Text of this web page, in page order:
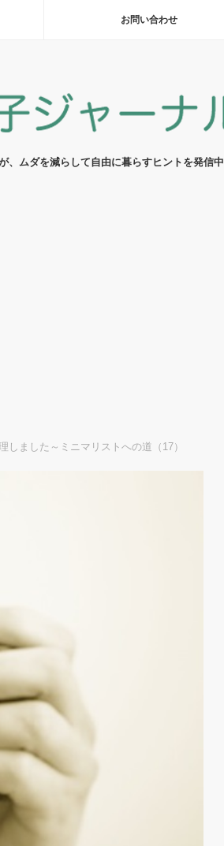
お問い合わせ
、ムダを減らして自由に暮らすヒントを発信中
ました～ミニマリストへの道（17）